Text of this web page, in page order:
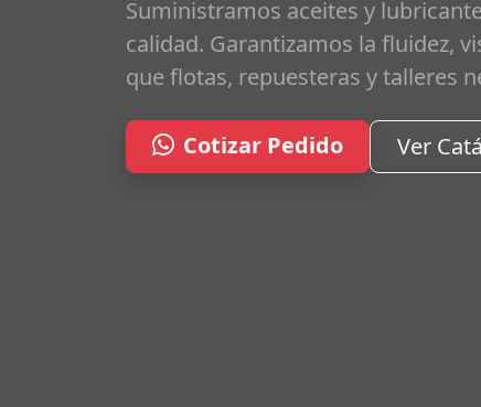
Suministramos aceites y
calidad. Garantizamos la fluidez,
que flotas, repuesteras y talleres
Cotizar Pedido Ver